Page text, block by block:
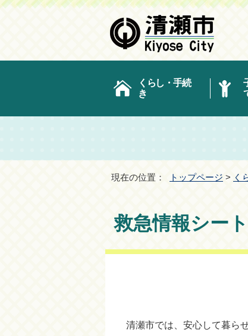
くらし・手続
き
現在の位置： トップページ > く
救急情報シー
清瀬市では、安心して暮ら